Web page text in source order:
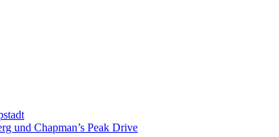
und Chapman’s Peak Drive